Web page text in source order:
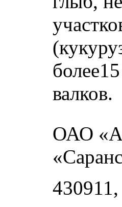
валков.
ОАО